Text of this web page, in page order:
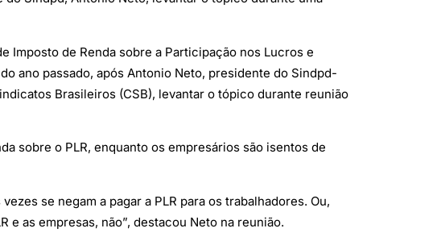
Imposto de Renda sobre a Participação nos Lucros e
ano passado, após Antonio Neto, presidente do Sindpd-
Brasileiros (CSB), levantar o tópico durante reunião
sobre o PLR, enquanto os empresários são isentos de
se negam a pagar a PLR para os trabalhadores. Ou,
e as empresas, não”, destacou Neto na reunião.